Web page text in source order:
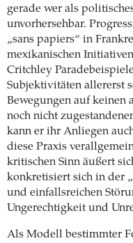
gerade wer als
unvorhersehbar.
„sans papiers“ in
mexikanischen
Critchley
Subjektivitäten allererst
Bewegungen auf keinen
noch nicht
kann er ihr Anliegen
diese Praxis
kritischen Sinn äußert
konkretisiert sich in der
und einfallsreichen
Ungerechtigkeit und
Als Modell bestimmter